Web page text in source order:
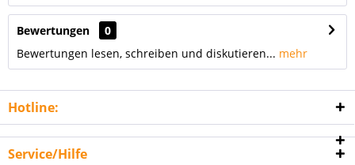
Bewertungen
0
Bewertungen lesen, schreiben und diskutieren... mehr
Hotline:
Service/Hilfe